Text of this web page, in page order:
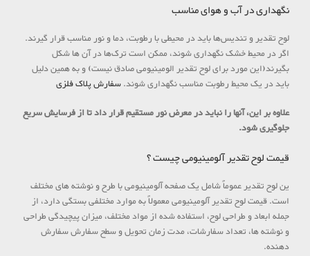
نگهداری در آب و هوای مناسب
لوح تقدیر و تندیس‌ها باید در محیطی با رطوبت، دما و نور مناسب قرار گیرند.
اگر در محیط خشک نگهداری شوند، ممکن است ترک‌ها در آن ها شکل
بگیرند(این مورد برای لوح تقدیر الومینیومی صادق نیست) و به همین دلیل
باید در یک محیط رطوبت مناسب نگهداری شوند.سفارش پلاک فلزی
علاوه بر این، آنها را نباید در معرض نور مستقیم قرار داد تا از فرسایش سریع
جلوگیری شود.
قیمت لوح تقدیر آلومینیومی چیست ؟
ین لوح تقدیر عموماً شامل یک صفحه آلومینیومی با طرح و نوشته های مختلف
است. قیمت لوح تقدیر آلومینیومی معمولاً به موارد مختلفی بستگی دارد، از
جمله ابعاد و طراحی لوح، استفاده شده از مواد مختلف، میزان پیچیدگی طراحی
و نوشته ها، تعداد سفارشات، مدت زمان تحویل و سطح سفارش سفارش
دهنده.